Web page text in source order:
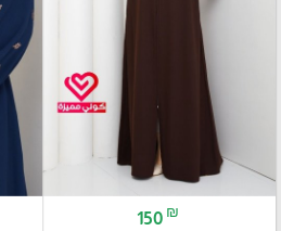
150 ₪